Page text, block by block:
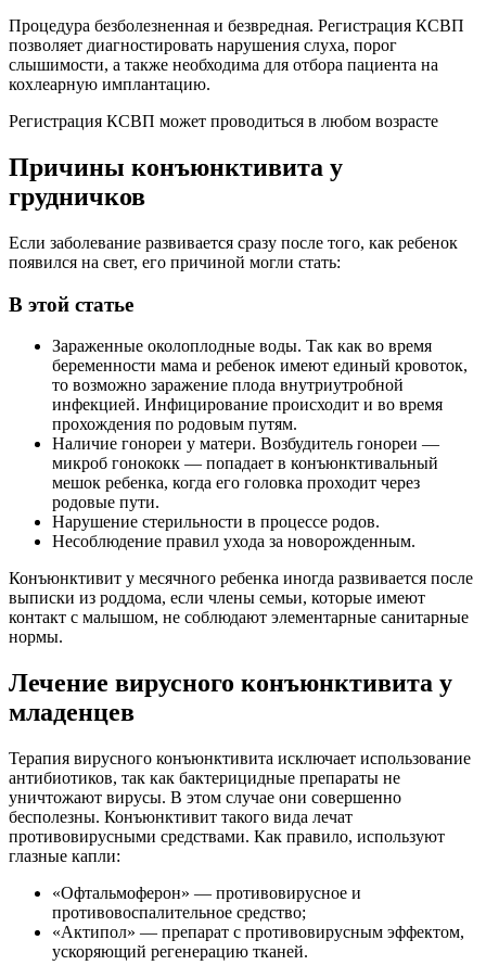
Процедура безболезненная и безвредная. Регистрация КСВП
позволяет диагностировать нарушения слуха, порог
слышимости, а также необходима для отбора пациента на
кохлеарную имплантацию.
Регистрация КСВП может проводиться в любом возрасте
Причины конъюнктивита у
грудничков
Если заболевание развивается сразу после того, как ребенок
появился на свет, его причиной могли стать:
В этой статье
Зараженные околоплодные воды. Так как во время
беременности мама и ребенок имеют единый кровоток,
то возможно заражение плода внутриутробной
инфекцией. Инфицирование происходит и во время
прохождения по родовым путям.
Наличие гонореи у матери. Возбудитель гонореи —
микроб гонококк — попадает в конъюнктивальный
мешок ребенка, когда его головка проходит через
родовые пути.
Нарушение стерильности в процессе родов.
Несоблюдение правил ухода за новорожденным.
Конъюнктивит у месячного ребенка иногда развивается после
выписки из роддома, если члены семьи, которые имеют
контакт с малышом, не соблюдают элементарные санитарные
нормы.
Лечение вирусного конъюнктивита у
младенцев
Терапия вирусного конъюнктивита исключает использование
антибиотиков, так как бактерицидные препараты не
уничтожают вирусы. В этом случае они совершенно
бесполезны. Конъюнктивит такого вида лечат
противовирусными средствами. Как правило, используют
глазные капли:
«Офтальмоферон» — противовирусное и
противовоспалительное средство;
«Актипол» — препарат с противовирусным эффектом,
ускоряющий регенерацию тканей.